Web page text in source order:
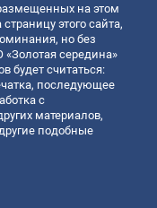
на этом
этого сайта,
но без
середина»
будет считаться:
последующее
с
материалов,
подобные